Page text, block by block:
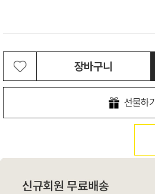
장바구니
선물하기